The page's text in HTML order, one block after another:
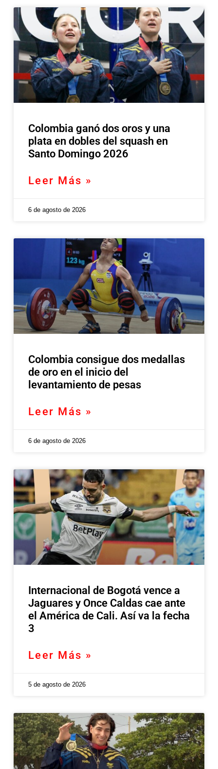
Colombia ganó dos oros y una
plata en dobles del squash en
Santo Domingo 2026
Leer Más »
6 de agosto de 2026
Colombia consigue dos medallas
de oro en el inicio del
levantamiento de pesas
Leer Más »
6 de agosto de 2026
Internacional de Bogotá vence a
Jaguares y Once Caldas cae ante
el América de Cali. Así va la fecha
3
Leer Más »
5 de agosto de 2026